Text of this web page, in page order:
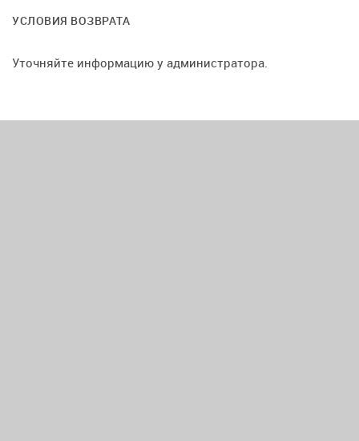
УСЛОВИЯ ВОЗВРАТА
Уточняйте информацию у администратора.